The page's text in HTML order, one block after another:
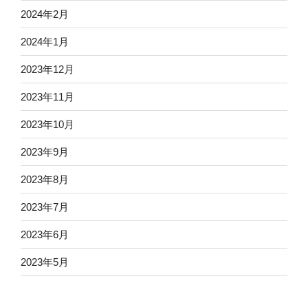
2024年2月
2024年1月
2023年12月
2023年11月
2023年10月
2023年9月
2023年8月
2023年7月
2023年6月
2023年5月